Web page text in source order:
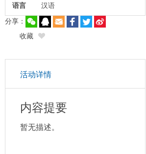
语言
汉语
分享：
收藏
活动详情
内容提要
暂无描述。